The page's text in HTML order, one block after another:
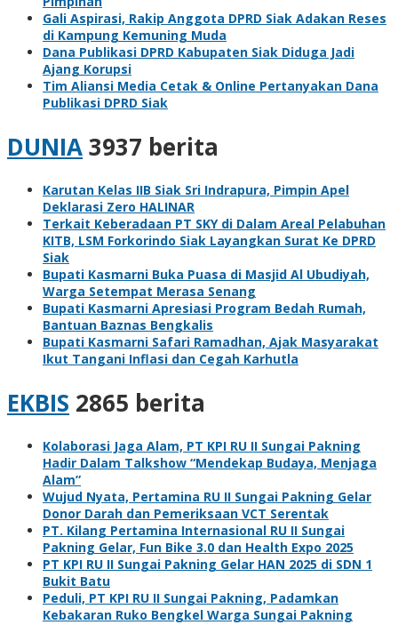
Gali Aspirasi, Rakip Anggota DPRD Siak Adakan Reses
di Kampung Kemuning Muda
Dana Publikasi DPRD Kabupaten Siak Diduga Jadi
Ajang Korupsi
Tim Aliansi Media Cetak & Online Pertanyakan Dana
Publikasi DPRD Siak
DUNIA3937 berita
Karutan Kelas IIB Siak Sri Indrapura, Pimpin Apel
Deklarasi Zero HALINAR
Terkait Keberadaan PT SKY di Dalam Areal Pelabuhan
KITB, LSM Forkorindo Siak Layangkan Surat Ke DPRD
Siak
Bupati Kasmarni Buka Puasa di Masjid Al Ubudiyah,
Warga Setempat Merasa Senang
Bupati Kasmarni Apresiasi Program Bedah Rumah,
Bantuan Baznas Bengkalis
Bupati Kasmarni Safari Ramadhan, Ajak Masyarakat
Ikut Tangani Inflasi dan Cegah Karhutla
EKBIS 2865 berita
Kolaborasi Jaga Alam, PT KPI RU II Sungai Pakning
Hadir Dalam Talkshow “Mendekap Budaya, Menjaga
Alam”
Wujud Nyata, Pertamina RU II Sungai Pakning Gelar
Donor Darah dan Pemeriksaan VCT Serentak
PT. Kilang Pertamina Internasional RU II Sungai
Pakning Gelar, Fun Bike 3.0 dan Health Expo 2025
PT KPI RU II Sungai Pakning Gelar HAN 2025 di SDN 1
Bukit Batu
Peduli, PT KPI RU II Sungai Pakning, Padamkan
Kebakaran Ruko Bengkel Warga Sungai Pakning